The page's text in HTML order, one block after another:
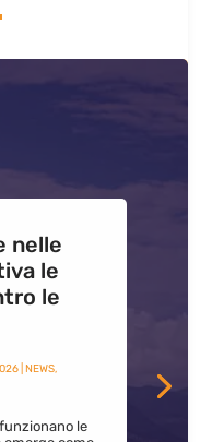
nelle
le
le
| NEWS,
le